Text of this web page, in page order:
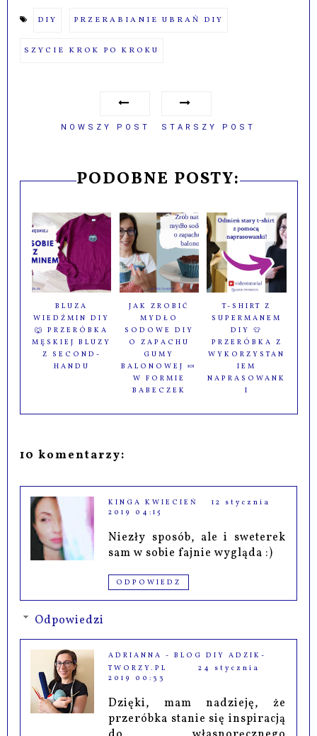
DIY PRZERABIANIE UBRAŃ DIY
SZYCIE KROK PO KROKU
NOWSZY POST STARSZY POST
PODOBNE POSTY:
BLUZA
WIEDŹMIN DIY
🐺 PRZERÓBKA
MĘSKIEJ BLUZY
Z SECOND-
HANDU
JAK ZROBIĆ
MYDŁO
SODOWE DIY
O ZAPACHU
GUMY
BALONOWEJ 🍬
W FORMIE
BABECZEK
T-SHIRT Z
SUPERMANEM
DIY 👕
PRZERÓBKA Z
WYKORZYSTAN
IEM
NAPRASOWANK
I
10 komentarzy:
KINGA KWIECIEŃ
12 stycznia
2019 04:15
Niezły sposób, ale i sweterek
sam w sobie fajnie wygląda :)
ODPOWIEDZ
Odpowiedzi
ADRIANNA - BLOG DIY ADZIK-
TWORZY.PL
24 stycznia
2019 00:33
Dzięki, mam nadzieję, że
przeróbka stanie się inspiracją